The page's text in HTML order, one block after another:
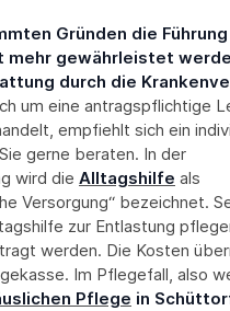
Gründen die
mehr gewährleistet
durch die
um eine antragspflichtige
empfiehlt sich ein
gerne beraten. In der
wird die Alltagshilfe als
Versorgung“ bezeichnet.
zur Entlastung
werden. Die Kosten
Im Pflegefall, also
Pflege in